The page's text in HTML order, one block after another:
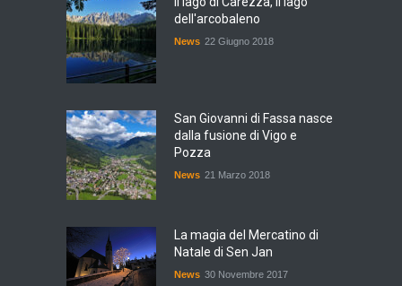
dell'arcobaleno
News 22 Giugno 2018
San Giovanni di Fassa nasce
dalla fusione di Vigo e
Pozza
News 21 Marzo 2018
La magia del Mercatino di
Natale di Sen Jan
News 30 Novembre 2017